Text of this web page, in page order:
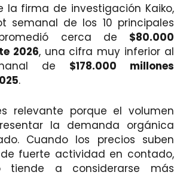
la firma de investigación Kaiko,
semanal de los 10 principales
cerca de $80.000
2026, una cifra muy inferior al
de $178.000 millones
.
relevante porque el volumen
la demanda orgánica
Cuando los precios suben
fuerte actividad en contado,
tiende a considerarse más